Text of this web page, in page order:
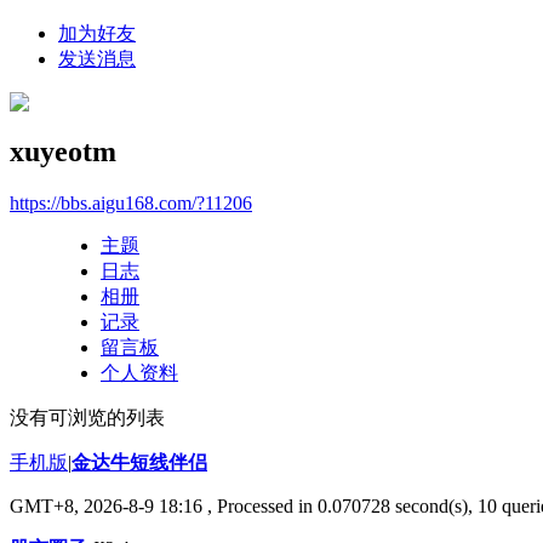
加为好友
发送消息
xuyeotm
https://bbs.aigu168.com/?11206
主题
日志
相册
记录
留言板
个人资料
没有可浏览的列表
手机版|金达牛短线伴侣
GMT+8, 2026-8-9 18:16 , Processed in 0.070728 second(s), 10